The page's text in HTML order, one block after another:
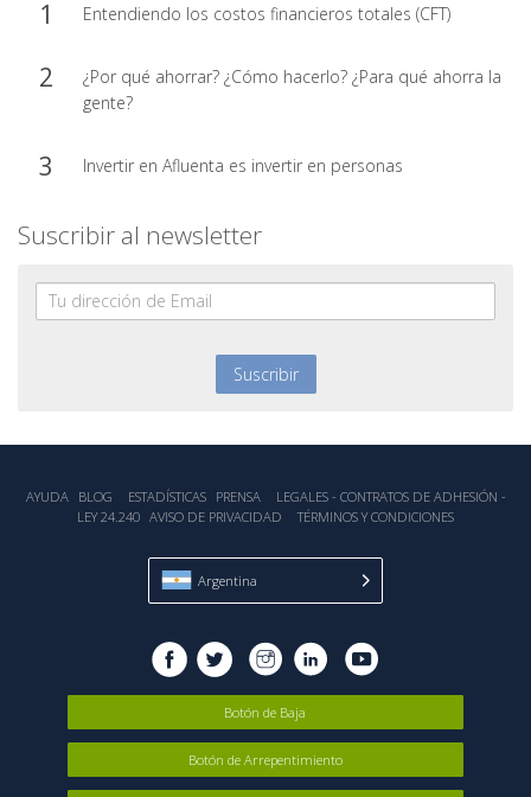
Entendiendo los costos financieros totales (CFT)
¿Por qué ahorrar? ¿Cómo hacerlo? ¿Para qué ahorra la
gente?
Invertir en Afluenta es invertir en personas
Suscribir al newsletter
AYUDA BLOG ESTADÍSTICA‎S PRENSA
LEGALES - CONTRATOS DE ADHESIÓN -
LEY 24.240 AVISO DE PRIVACIDAD TÉRMINOS Y CONDICIONES
Argentina
Botón de Baja
Botón de Arrepentimiento